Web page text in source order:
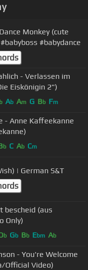
Monkey (cute
#babydance
- Verlassen im
Eiskönigin 2")
b Ab Am G Bb Fm
- Anne Kaffeekanne
b C Ab Cm
| German S&T
bescheid (aus
Only)
b Gb Bb Ebm Ab
- You're Welcome
Official Video)